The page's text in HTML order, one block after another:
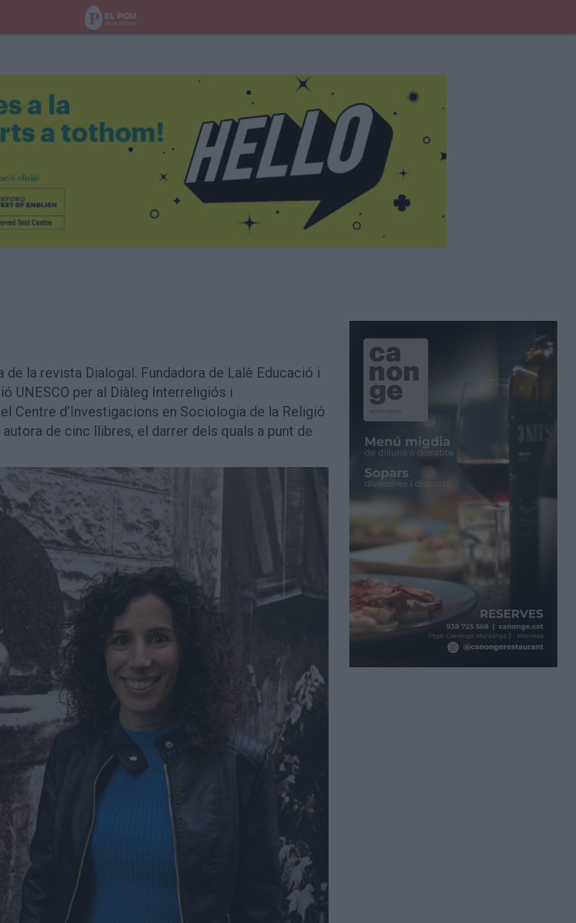
la revista Dialogal. Fundadora de Lalè Educació i
UNESCO per al Diàleg Interreligiós i
Centre d’Investigacions en Sociologia de la Religió
de cinc llibres, el darrer dels quals a punt de